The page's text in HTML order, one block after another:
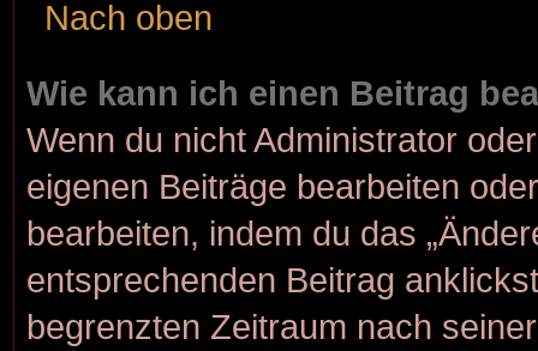
Nach oben
Wie kann ich einen Beitrag
Wenn du nicht Administrator
eigenen Beiträge bearbeiten
bearbeiten, indem du das
entsprechenden Beitrag
begrenzten Zeitraum nach